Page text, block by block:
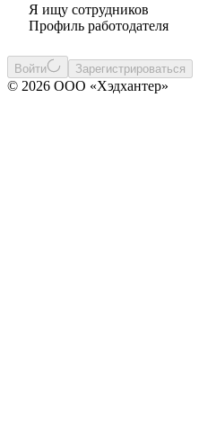
Я ищу сотрудников
Профиль работодателя
Войти Зарегистрироваться
© 2026 ООО «Хэдхантер»